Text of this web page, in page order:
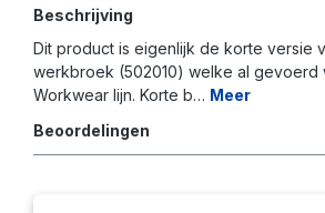
Beschrijving
Dit product is eigenlijk de korte versie
werkbroek (502010) welke al gevoerd
Workwear lijn. Korte b… Meer
Beoordelingen